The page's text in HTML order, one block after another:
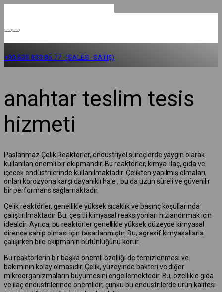
+90 535 833 85 77 -(SALES -SATIŞ)
anahtar teslim tesis
hizmeti
Paslanmaz Çelik Reaktörler, endüstriyel süreçlerde yaygın olarak
kullanılan önemli bir ekipmandır. Bu reaktörler, kimya, ilaç, gıda ve
içecek endüstrilerinde kullanılmaktadır. Çelikten yapılmış olmaları,
onları korozyona karşı dayanıklı hale , bu da uzun süreli ve güvenilir
bir performans sağlamaktadır.
Çelik reaktörler, genellikle yüksek sıcaklık ve basınç koşullarında
çalıştırılmaktadır. Bu, çeşitli kimyasal reaksiyonları hızlandırmak için
idealdir. Ayrıca, bu reaktörler genellikle yüksek düzeyde kimyasal
dirence sahip olması için tasarlanmıştır. Bu, agresif kimyasallarla
çalışırken bile ekipmanın bütünlüğünü korur.
Bu reaktörlerin bir başka önemli özelliği de temizlenmesi ve
bakımının kolay olmasıdır. Çelik, yüzeyinde bakteri ve diğer
mikroorganizmaların büyümesini engellemektedir. Bu, özellikle gıda
ve ilaç endüstrilerinde önemlidir, çünkü bu endüstrilerde ürün kalitesi